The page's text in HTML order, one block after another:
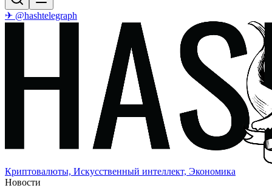
✈ @hashtelegraph
Криптовалюты, Искусственный интеллект, Экономика
Новости